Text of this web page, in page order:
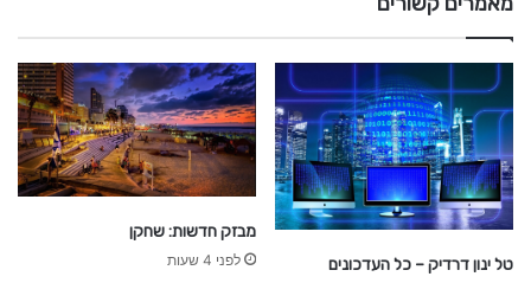
ת
טל ינון דרדיק – כל העדכונים
מבזק חדשות: שחקן
לפני 4 שעות